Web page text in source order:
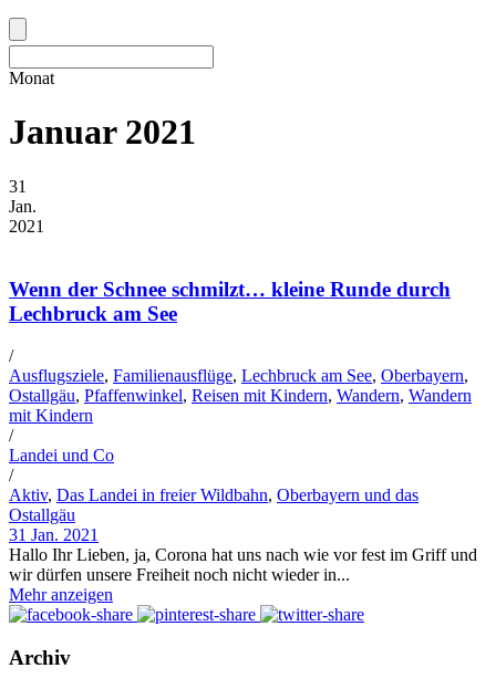
Monat
Januar 2021
31
Jan.
2021
Wenn der Schnee schmilzt… kleine Runde durch
Lechbruck am See
/
Ausflugsziele, Familienausflüge, Lechbruck am See, Oberbayern,
Ostallgäu, Pfaffenwinkel, Reisen mit Kindern, Wandern, Wandern
mit Kindern
/
Landei und Co
/
Aktiv, Das Landei in freier Wildbahn, Oberbayern und das
Ostallgäu
31 Jan. 2021
Hallo Ihr Lieben, ja, Corona hat uns nach wie vor fest im Griff und
wir dürfen unsere Freiheit noch nicht wieder in...
Mehr anzeigen
Archiv